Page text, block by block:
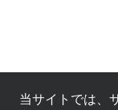
当サイトでは、